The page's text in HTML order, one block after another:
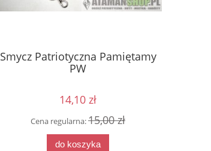
Smycz Patriotyczna Pamiętamy
PW
14,10 zł
Cena regularna:15,00 zł
do koszyka